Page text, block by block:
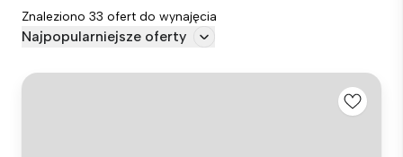
Znaleziono 33 ofert do wynajęcia
Najpopularniejsze oferty